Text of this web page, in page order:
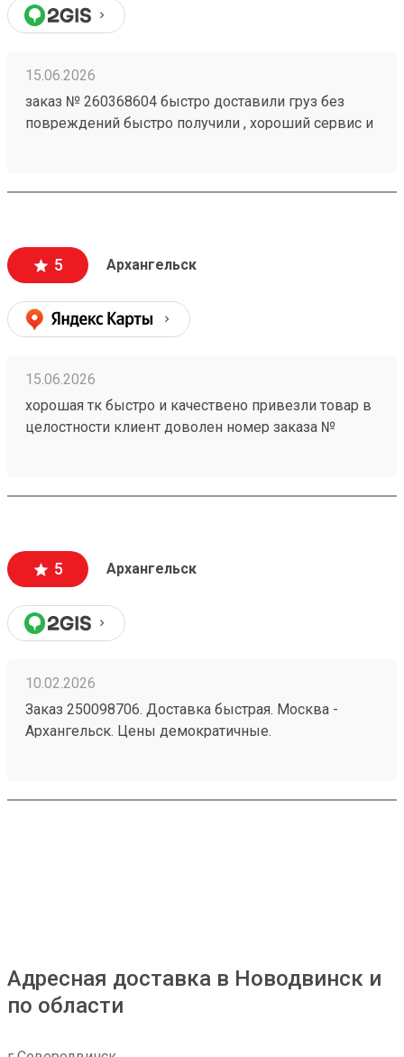
15.06.2026
заказ № 260368604 быстро доставили груз без
повреждений быстро получили , хороший сервис и
5 Архангельск
15.06.2026
хорошая тк быстро и качествено привезли товар в
целостности клиент доволен номер заказа №
5 Архангельск
10.02.2026
Заказ 250098706. Доставка быстрая. Москва -
Архангельск. Цены демократичные.
Адресная доставка в Новодвинск и
по области